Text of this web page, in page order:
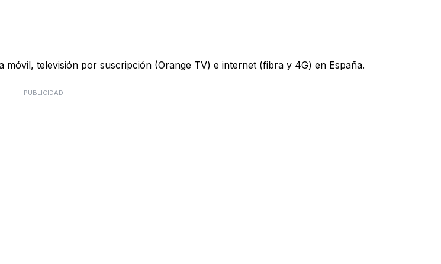
televisión por suscripción (Orange TV) e internet (fibra y 4G) en España.
PUBLICIDAD